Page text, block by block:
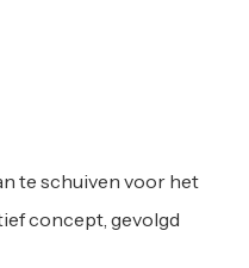
te schuiven voor het
concept, gevolgd